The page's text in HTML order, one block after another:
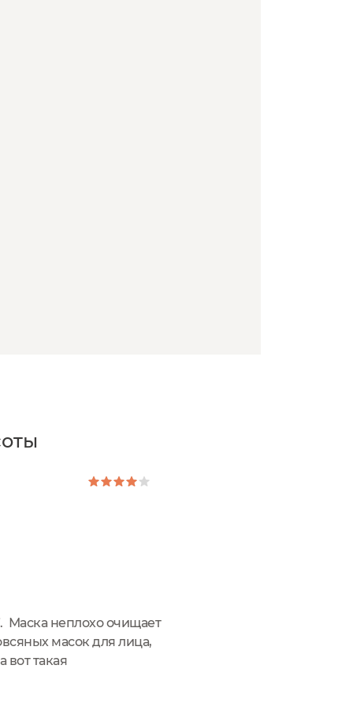
Маска неплохо очищает
масок для лица,
вот такая